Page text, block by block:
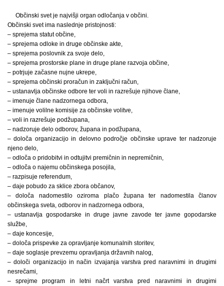
Občinski svet je najvišji organ odločanja v občini.
Občinski svet ima naslednje pristojnosti:
– sprejema statut občine,
– sprejema odloke in druge občinske akte,
– sprejema poslovnik za svoje delo,
– sprejema prostorske plane in druge plane razvoja občine,
– potrjuje začasne nujne ukrepe,
– sprejema občinski proračun in zaključni račun,
– ustanavlja občinske odbore ter voli in razrešuje njihove člane,
– imenuje člane nadzornega odbora,
– imenuje volilne komisije za občinske volitve,
– voli in razrešuje podžupana,
– nadzoruje delo odborov, župana in podžupana,
– določa organizacijo in delovno področje občinske uprave ter nadzoruje
njeno delo,
– odloča o pridobitvi in odtujitvi premičnin in nepremičnin,
– odloča o najemu občinskega posojila,
– razpisuje referendum,
– daje pobudo za sklice zbora občanov,
– določa nadomestilo oziroma plačo župana ter nadomestila članov
občinskega sveta, odborov in nadzornega odbora,
– ustanavlja gospodarske in druge javne zavode ter javne gopodarske
službe,
– daje koncesije,
– določa prispevke za opravljanje komunalnih storitev,
– daje soglasje prevzemu opravljanja državnih nalog,
– določi organizacijo in način izvajanja varstva pred naravnimi in drugimi
nesrečami,
– sprejme program in letni načrt varstva pred naravnimi in drugimi